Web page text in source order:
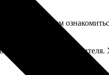
в таре